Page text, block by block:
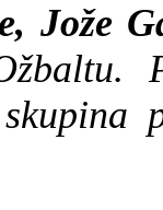
Jože